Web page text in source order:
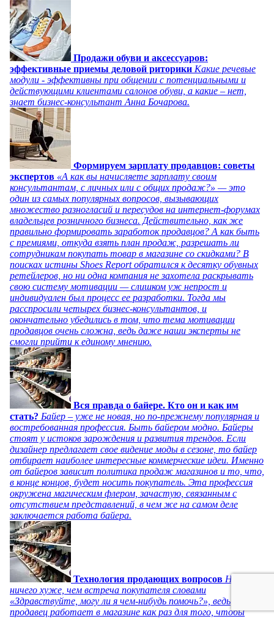
Продажи обуви и аксессуаров:
эффективные приемы деловой риторики Какие речевые
модули - эффективны при общении с потенциальными и
действующими клиентами салонов обуви, а какие – нет,
знает бизнес-консультант Анна Бочарова.
Формируем зарплату продавцов: советы
экспертов «А как вы начисляете зарплату своим
консультантам, с личных или с общих продаж?» — это
один из самых популярных вопросов, вызывающих
множество разногласий и пересудов на интернет-форумах
владельцев розничного бизнеса. Действительно, как же
правильно формировать заработок продавцов? А как быть
с премиями, откуда взять план продаж, разрешать ли
сотрудникам покупать товар в магазине со скидками? В
поисках истины Shoes Report обратился к десятку обувных
ретейлеров, но ни одна компания не захотела раскрывать
свою систему мотивации — слишком уж непрост и
индивидуален был процесс ее разработки. Тогда мы
расспросили четырех бизнес-консультантов, и
окончательно убедились в том, что тема мотивации
продавцов очень сложна, ведь даже наши эксперты не
смогли прийти к единому мнению.
Вся правда о байере. Кто он и как им
стать? Байер – уже не новая, но по-прежнему популярная и
востребованная профессия. Быть байером модно. Байеры
стоят у истоков зарождения и развития трендов. Если
дизайнер предлагает свое видение моды в сезоне, то байер
отбирает наиболее интересные коммерческие идеи. Именно
от байеров зависит политика продаж магазинов и то, что,
в конце концов, будет носить покупатель. Эта профессия
окружена магическим флером, зачастую, связанным с
отсутствием представлений, в чем же на самом деле
заключается работа байера.
Технология продающих вопросов Нет
ничего хуже, чем встреча покупателя словами
«Здравствуйте, могу ли я чем-нибудь помочь?», ведь
продавец работает в магазине как раз для того, чтобы